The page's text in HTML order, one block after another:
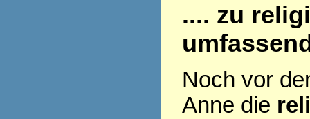
.... zu
Noch vor
Anne die